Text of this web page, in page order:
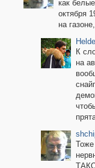
как
октября
на
К
на
Тоже